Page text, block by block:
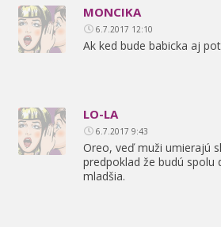
MONCIKA
6.7.2017 12:10
Ak ked bude babicka aj
LO-LA
6.7.2017 9:43
Oreo, veď muži umierajú
predpoklad že budú spolu
mladšia.